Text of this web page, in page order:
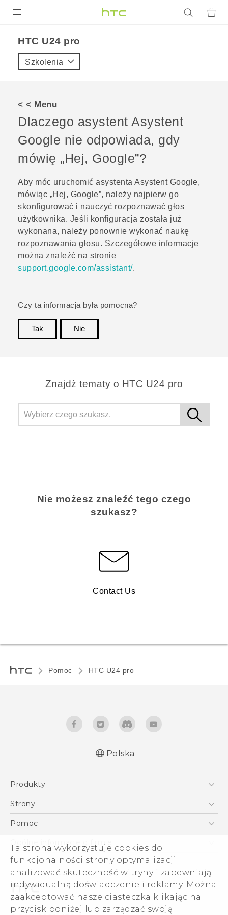
Ta strona wykorzystuje cookies do
funkcjonalności strony optymalizacji
analizować skuteczność witryny i zapewniają
indywidualną doświadczenie i reklamy. Można
zaakceptować nasze ciasteczka klikając na
przycisk poniżej lub zarządzać swoją
VIVE
VIVERSE
POMOC TECHNICZNA
Urządzenia i akcesoria HTC
Zaloguj się
HTC U24 pro‎
Szkolenia
< < Menu
Dlaczego asystent Asystent
Google nie odpowiada, gdy
mówię „Hej, Google”?
Aby móc uruchomić asystenta Asystent Google,
mówiąc „Hej, Google”, należy najpierw go
skonfigurować i nauczyć rozpoznawać głos
użytkownika. Jeśli konfiguracja została już
wykonana, należy ponownie wykonać naukę
rozpoznawania głosu. Szczegółowe informacje
można znaleźć na stronie
support.google.com/assistant/.
Czy ta informacja była pomocna?
Tak
Nie
Znajdż tematy o HTC U24 pro
Nie możesz znaleźć tego czego
szukasz?
Contact Us
Pomoc HTC U24 pro‎
Instrukcje bezpieczeństwa i regulacje prawne
Polska
Produkty
Smartfony
VIVE
Akcesoria
Strony
HTC Vive
Pomoc
Pomoc E-commerce
Ogólne informacje o firmie
ESG
Informacje o firmie
Dla inwestorów (angielski)
Cookie Preferences